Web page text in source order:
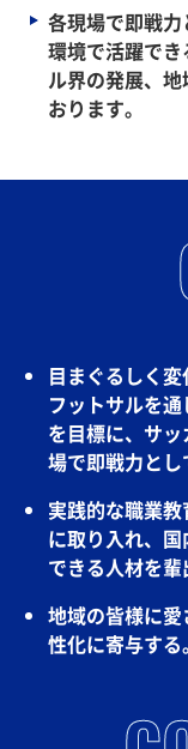
各現場で即戦
環境で活躍で
ル界の発展、
おります。
目まぐるしく
フットサルを
を目標に、サ
場で即戦力とし
実践的な職業
に取り入れ、
できる人材を輩
地域の皆様に
性化に寄与する。